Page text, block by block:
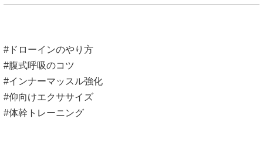
#ドローインのやり方
#腹式呼吸のコツ
#インナーマッスル強化
#仰向けエクササイズ
#体幹トレーニング